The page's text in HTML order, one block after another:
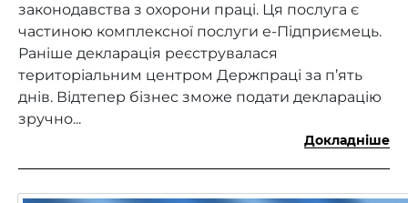
законодавства з охорони праці. Ця послуга є
частиною комплексної послуги е-Підприємець.
Раніше декларація реєструвалася
територіальним центром Держпраці за п’ять
днів. Відтепер бізнес зможе подати декларацію
зручно...
Докладніше